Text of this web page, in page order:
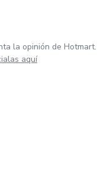
la opinión de Hotmart.
aquí